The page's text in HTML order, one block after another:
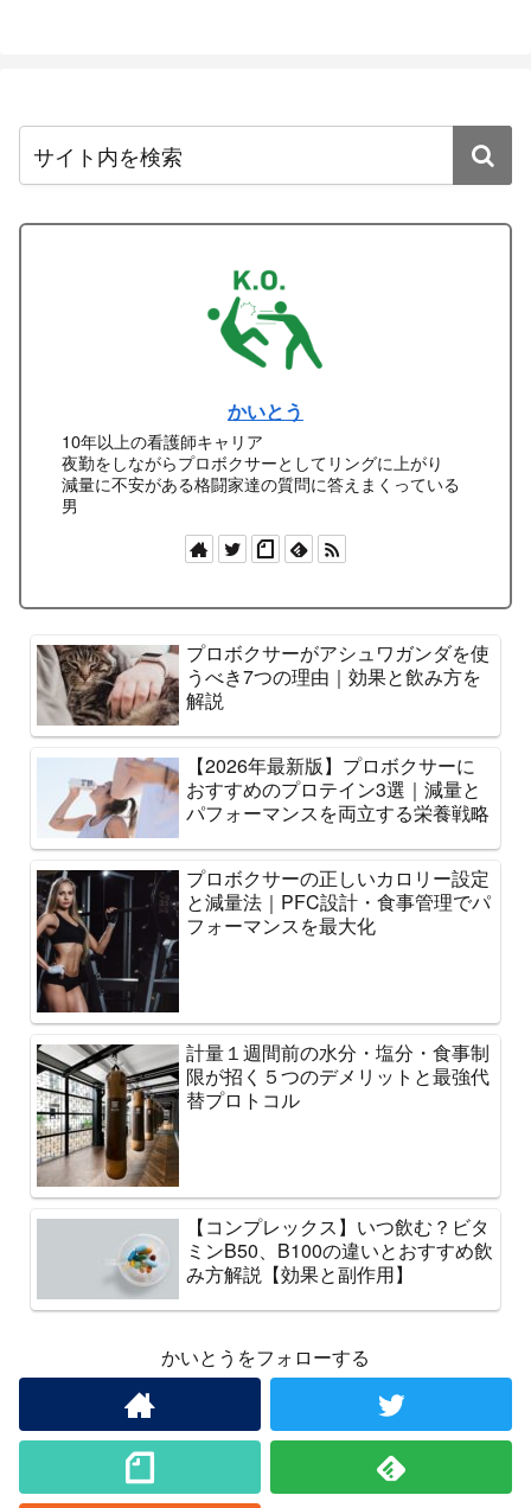
かいとう
10年以上の看護師キャリア
夜勤をしながらプロボクサーとしてリングに上がり
減量に不安がある格闘家達の質問に答えまくっている
男
プロボクサーがアシュワガンダを使
うべき7つの理由｜効果と飲み方を
解説
【2026年最新版】プロボクサーに
おすすめのプロテイン3選｜減量と
パフォーマンスを両立する栄養戦略
プロボクサーの正しいカロリー設定
と減量法｜PFC設計・食事管理でパ
フォーマンスを最大化
計量１週間前の水分・塩分・食事制
限が招く５つのデメリットと最強代
替プロトコル
【コンプレックス】いつ飲む？ビタ
ミンB50、B100の違いとおすすめ飲
み方解説【効果と副作用】
かいとうをフォローする